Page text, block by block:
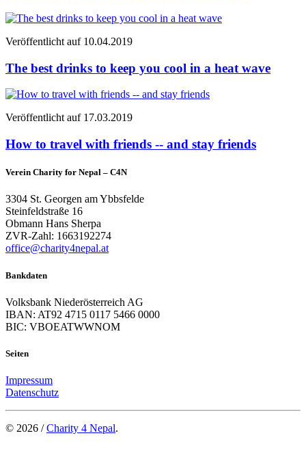
Veröffentlicht auf 10.04.2019
The best drinks to keep you cool in a heat wave
Veröffentlicht auf 17.03.2019
How to travel with friends -- and stay friends
Verein Charity for Nepal – C4N
3304 St. Georgen am Ybbsfelde
Steinfeldstraße 16
Obmann Hans Sherpa
ZVR-Zahl: 1663192274
office@charity4nepal.at
Bankdaten
Volksbank Niederösterreich AG
IBAN: AT92 4715 0117 5466 0000
BIC: VBOEATWWNOM
Seiten
Impressum
Datenschutz
© 2026 /Charity 4 Nepal.